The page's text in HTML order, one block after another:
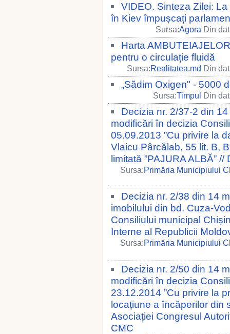
VIDEO. Sinteza Zilei:
în Kiev împușcați
Sursa:Agora Din
Harta
pentru o circulație fluidă
Sursa:Realitatea.md Din
„Sădim Oxigen" - 5000
Sursa:Timpul Din
Decizia nr. 2/37-2 din
modificări în decizia
05.09.2013 ”Cu privire la
Vlaicu Pârcălab, 55 lit. B,
limitată ”PAJURA ALBĂ” //
Sursa:Primăria Municipiului
Decizia nr. 2/38 din 14
imobilului din bd. Cuza-
Consiliului municipal
Interne al Republicii
Sursa:Primăria Municipiului
Decizia nr. 2/50 din 14
modificări în decizia
23.12.2014 ”Cu privire la
locațiune a încăperilor din
Asociației Congresul
CMC